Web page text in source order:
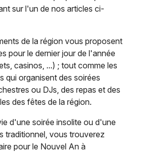
sur l'un de nos articles ci-
de la région vous proposent
pour le dernier jour de l'année
casinos, ...) ; tout comme les
qui organisent des soirées
ou DJs, des repas et des
des fêtes de la région.
d'une soirée insolite ou d'une
traditionnel, vous trouverez
pour le Nouvel An à